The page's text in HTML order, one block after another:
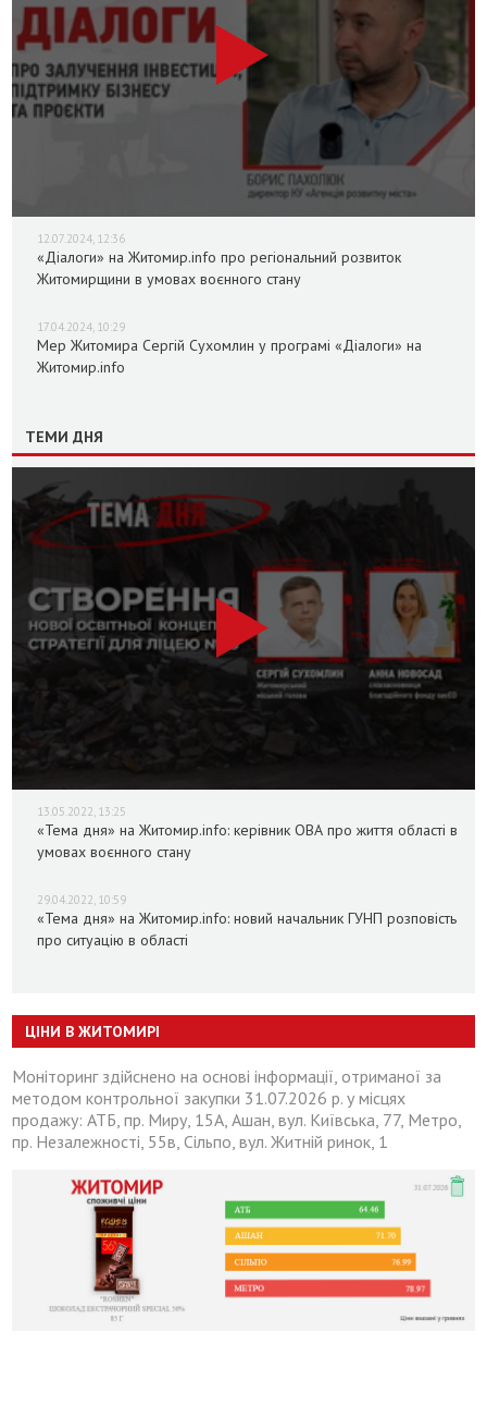
12.07.2024, 12:36
«Діалоги» на Житомир.info про регіональний розвиток
Житомирщини в умовах воєнного стану
17.04.2024, 10:29
Мер Житомира Сергій Сухомлин у програмі «Діалоги» на
Житомир.info
ТЕМИ ДНЯ
13.05.2022, 13:25
«Тема дня» на Житомир.info: керівник ОВА про життя області в
умовах воєнного стану
29.04.2022, 10:59
«Тема дня» на Житомир.info: новий начальник ГУНП розповість
про ситуацію в області
ЦІНИ В ЖИТОМИРІ
Моніторинг здійснено на основі інформації, отриманої за
методом контрольної закупки 31.07.2026 р. у місцях
продажу: АТБ, пр. Миру, 15А, Ашан, вул. Київська, 77, Метро,
пр. Незалежності, 55в, Сільпо, вул. Житній ринок, 1